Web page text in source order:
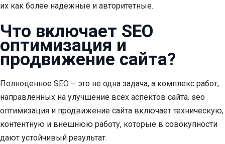
их как более надёжные и авторитетные.
Что включает SEO
оптимизация и
продвижение сайта?
Полноценное SEO – это не одна задача, а комплекс работ,
направленных на улучшение всех аспектов сайта. seo
оптимизация и продвижение сайта включает техническую,
контентную и внешнюю работу, которые в совокупности
дают устойчивый результат.